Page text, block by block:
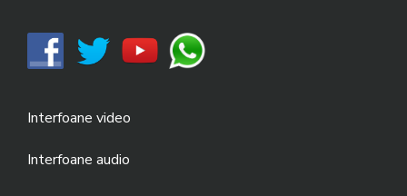
Interfoane video
Interfoane audio